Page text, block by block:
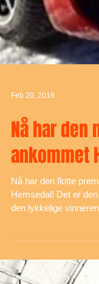
Feb 20, 2019
Nå har den
ankommet
Nå har den flotte
Hemsedal! Det er
lørdag 9. mars....